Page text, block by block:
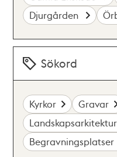
Djurgården
Sökord
Kyrkor Gravar
Landskapsarkitektur
Begravningsplatser